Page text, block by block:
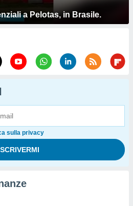
a Pelotas, in Brasile.
sulla privacy